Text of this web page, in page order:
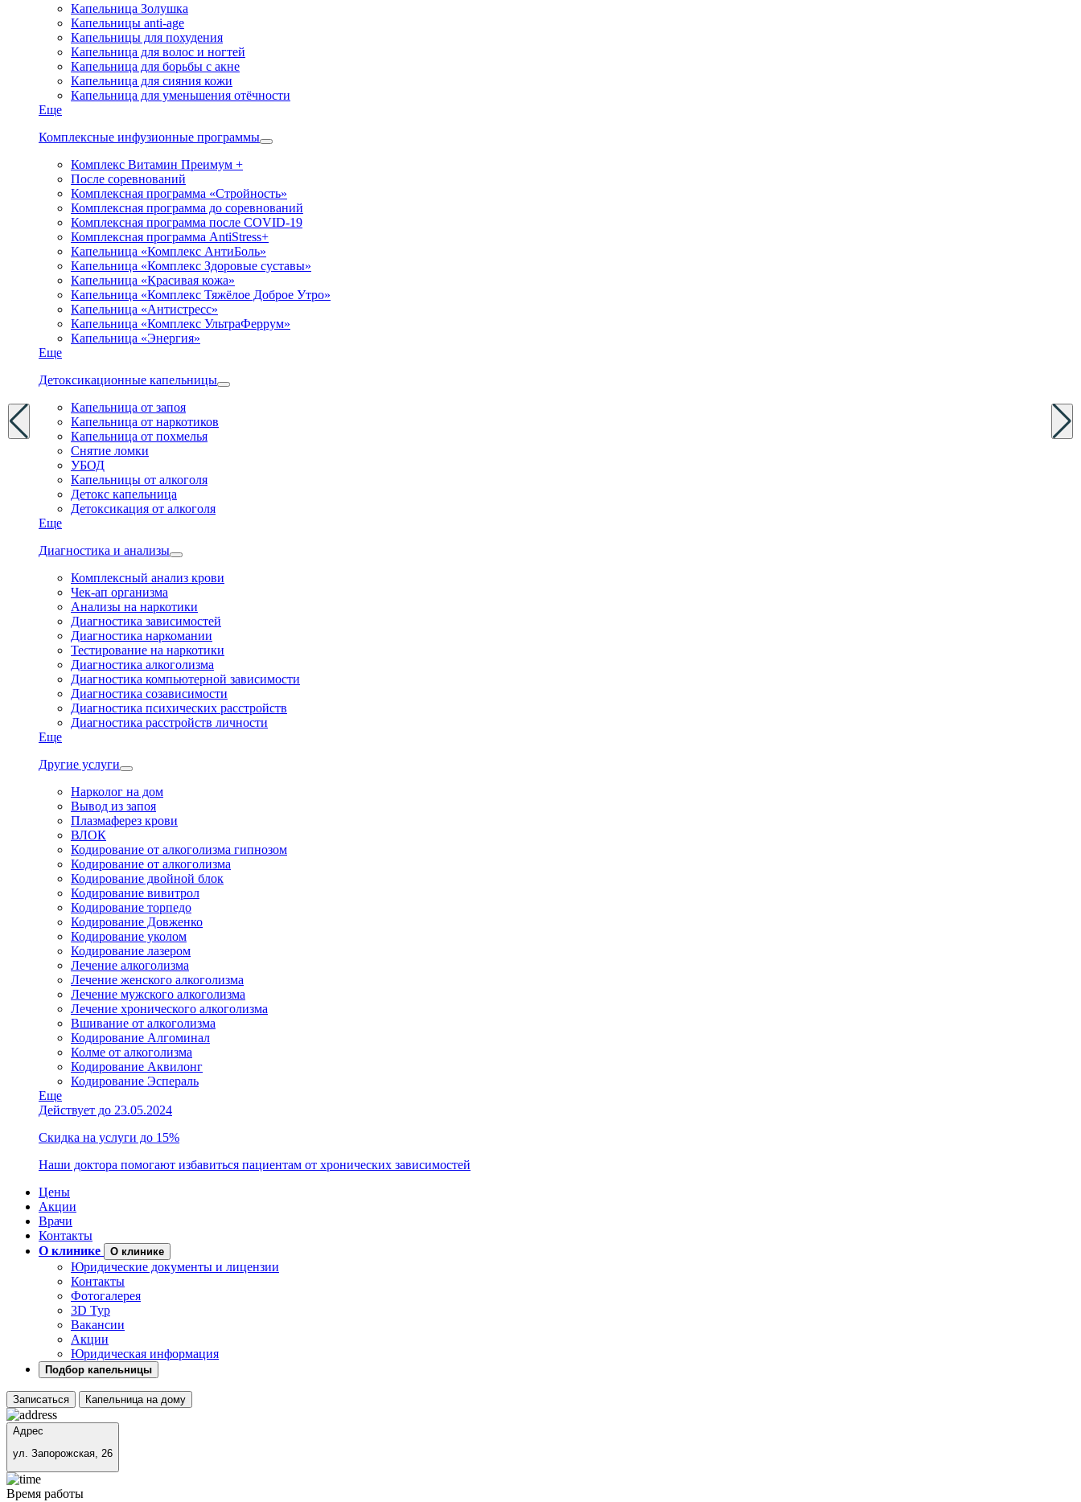
Капельница Золушка
Капельницы anti-age
Капельницы для похудения
Капельница для волос и ногтей
Капельница для борьбы с акне
Капельница для сияния кожи
Капельница для уменьшения отёчности
Еще
Комплексные инфузионные программы
Комплекс Витамин Преимум +
После соревнований
Комплексная программа «Стройность»
Комплексная программа до соревнований
Комплексная программа после COVID-19
Комплексная программа AntiStress+
Капельница «Комплекс АнтиБоль»
Капельница «Комплекс Здоровые суставы»
Капельница «Красивая кожа»
Капельница «Комплекс Тяжёлое Доброе Утро»
Капельница «Антистресс»
Капельница «Комплекс УльтраФеррум»
Капельница «Энергия»
Еще
Детоксикационные капельницы
Капельница от запоя
Капельница от наркотиков
Капельница от похмелья
Снятие ломки
УБОД
Капельницы от алкоголя
Детокс капельница
Детоксикация от алкоголя
Еще
Диагностика и анализы
Комплексный анализ крови
Чек-ап организма
Анализы на наркотики
Диагностика зависимостей
Диагностика наркомании
Тестирование на наркотики
Диагностика алкоголизма
Диагностика компьютерной зависимости
Диагностика созависимости
Диагностика психических расстройств
Диагностика расстройств личности
Еще
Другие услуги
Нарколог на дом
Вывод из запоя
Плазмаферез крови
ВЛОК
Кодирование от алкоголизма гипнозом
Кодирование от алкоголизма
Кодирование двойной блок
Кодирование вивитрол
Кодирование торпедо
Кодирование Довженко
Кодирование уколом
Кодирование лазером
Лечение алкоголизма
Лечение женского алкоголизма
Лечение мужского алкоголизма
Лечение хронического алкоголизма
Вшивание от алкоголизма
Кодирование Алгоминал
Колме от алкоголизма
Кодирование Аквилонг
Кодирование Эспераль
Еще
Действует до 23.05.2024
Скидка на услуги до 15%
Наши доктора помогают избавиться пациентам от хронических зависимостей
Цены
Акции
Врачи
Контакты
О клинике
О клинике
Юридические документы и лицензии
Контакты
Фотогалерея
3D Тур
Вакансии
Акции
Юридическая информация
Подбор капельницы
Записаться Капельница на дому
Адрес
ул. Запорожская, 26
Время работы